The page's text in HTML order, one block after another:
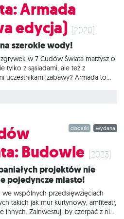
wyróżnia nową edycję? Większe
ułatwiające odczytywanie i
kart. Nowy system ikon usprawniający
pozwalający na jeszcze szybsze
zasad.
Armada
edycja) (2020)
na szerokie wody!
w 7 Cudów Świata marzysz o
tylko z sąsiadami, ale też z
uczestnikami zabawy? Armada to
rozszerzeniu wszyscy gracze
interakcję za pomocą swoich flot.
nie są już ograniczeni do kontaktu z
po lewej i prawej; muszą
uwagę na wszystko, co się dzieje
elementy (7 plansz stoczni, 27
odświeżają rozgrywkę i oferują
mechaniczne: Dzięki
wojen
wydana
dodatki
Budowle (2023)
pojedyncze miasto!
we wspólnych przedsięwzięciach
takich jak mur kurtynowy, amfiteatr,
innych. Zainwestuj, by czerpać z nich